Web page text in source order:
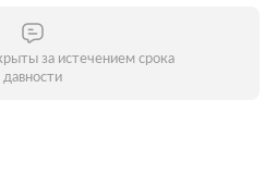
за истечением срока
давности